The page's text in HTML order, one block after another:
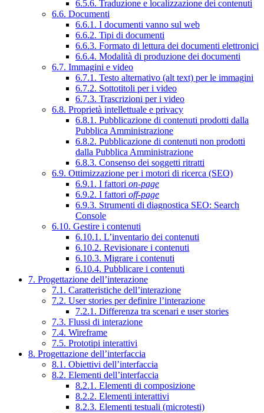
6.5.6. Traduzione e localizzazione dei contenuti
6.6. Documenti
6.6.1. I documenti vanno sul web
6.6.2. Tipi di documenti
6.6.3. Formato di lettura dei documenti elettronici
6.6.4. Modalità di produzione dei documenti
6.7. Immagini e video
6.7.1. Testo alternativo (alt text) per le immagini
6.7.2. Sottotitoli per i video
6.7.3. Trascrizioni per i video
6.8. Proprietà intellettuale e privacy
6.8.1. Pubblicazione di contenuti prodotti dalla
Pubblica Amministrazione
6.8.2. Pubblicazione di contenuti non prodotti
dalla Pubblica Amministrazione
6.8.3. Consenso dei soggetti ritratti
6.9. Ottimizzazione per i motori di ricerca (SEO)
6.9.1. I fattori on-page
6.9.2. I fattori off-page
6.9.3. Strumenti di diagnostica SEO: Search
Console
6.10. Gestire i contenuti
6.10.1. L’inventario dei contenuti
6.10.2. Revisionare i contenuti
6.10.3. Migrare i contenuti
6.10.4. Pubblicare i contenuti
7. Progettazione dell’interazione
7.1. Caratteristiche dell’interazione
7.2. User stories per definire l’interazione
7.2.1. Differenza tra scenari e user stories
7.3. Flussi di interazione
7.4. Wireframe
7.5. Prototipi interattivi
8. Progettazione dell’interfaccia
8.1. Obiettivi dell’interfaccia
8.2. Elementi dell’interfaccia
8.2.1. Elementi di composizione
8.2.2. Elementi interattivi
8.2.3. Elementi testuali (microtesti)